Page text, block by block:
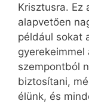
Krisztusra.
alapvetően
például sokat
szempontból
biztosítani,
élünk, és